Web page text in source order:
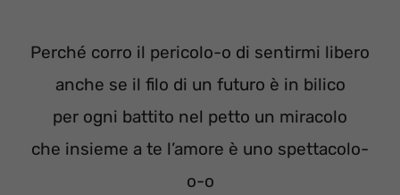
Perché corro il pericolo-o di sentirmi libero
anche se il filo di un futuro è in bilico
per ogni battito nel petto un miracolo
che insieme a te l’amore è uno spettacolo-
o-o